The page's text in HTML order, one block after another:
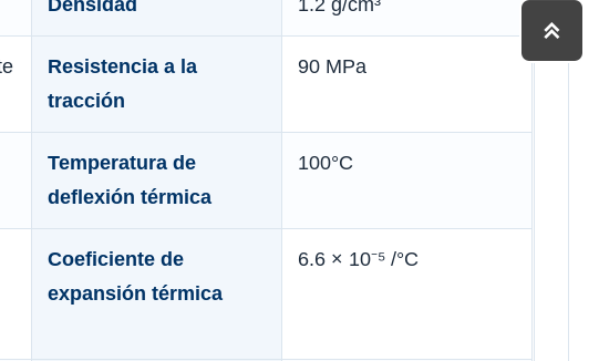
Resistencia a la
tracción
90 MPa
Temperatura de
deflexión térmica
100°C
Coeficiente de
expansión térmica
6.6 × 10⁻⁵ /°C
